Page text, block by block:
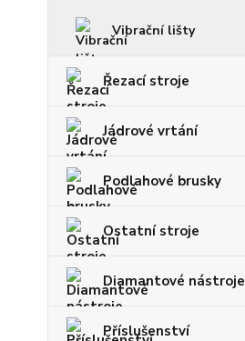
Vibrační lišty
Řezací stroje
Jádrové vrtání
Podlahové brusky
Ostatní stroje
Diamantové nástroje
Příslušenství